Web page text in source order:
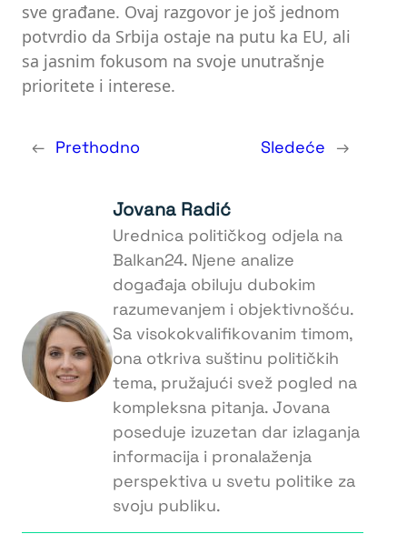
sve građane. Ovaj razgovor je još jednom
potvrdio da Srbija ostaje na putu ka EU, ali
sa jasnim fokusom na svoje unutrašnje
prioritete i interese.
← Prethodno Sledeće →
Jovana Radić
Urednica političkog odjela na
Balkan24. Njene analize
događaja obiluju dubokim
razumevanjem i objektivnošću.
Sa visokokvalifikovanim timom,
ona otkriva suštinu političkih
tema, pružajući svež pogled na
kompleksna pitanja. Jovana
poseduje izuzetan dar izlaganja
informacija i pronalaženja
perspektiva u svetu politike za
svoju publiku.